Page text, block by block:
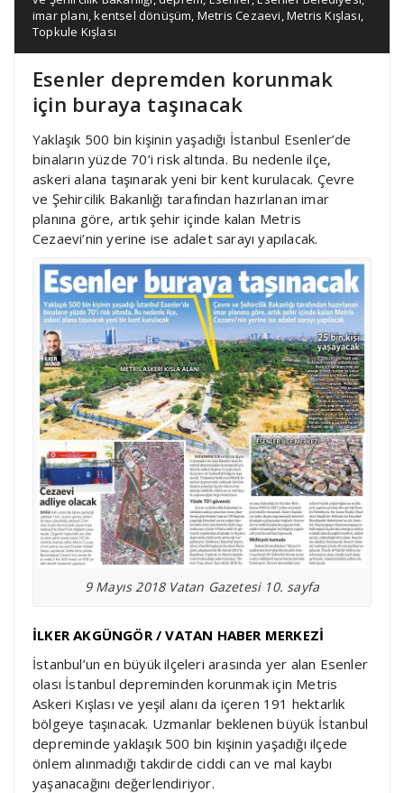
imar planı,kentsel dönüşüm, Metris Cezaevi,Metris Kışlası,
Topkule Kışlası
Esenler depremden korunmak
için buraya taşınacak
Yaklaşık 500 bin kişinin yaşadığı İstanbul Esenler’de
binaların yüzde 70’i risk altında. Bu nedenle ilçe,
askeri alana taşınarak yeni bir kent kurulacak. Çevre
ve Şehircilik Bakanlığı tarafından hazırlanan imar
planına göre, artık şehir içinde kalan Metris
Cezaevi’nin yerine ise adalet sarayı yapılacak.
9 Mayıs 2018 Vatan Gazetesi 10. sayfa
İLKER AKGÜNGÖR / VATAN HABER MERKEZİ
İstanbul’un en büyük ilçeleri arasında yer alan Esenler
olası İstanbul depreminden korunmak için Metris
Askeri Kışlası ve yeşil alanı da içeren 191 hektarlık
bölgeye taşınacak. Uzmanlar beklenen büyük İstanbul
depreminde yaklaşık 500 bin kişinin yaşadığı ilçede
önlem alınmadığı takdirde ciddi can ve mal kaybı
yaşanacağını değerlendiriyor.